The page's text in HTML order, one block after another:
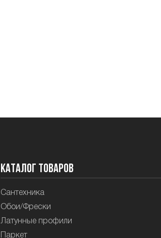
Каталог товаров
Сантехника
Обои/Фрески
Латунные профили
Паркет